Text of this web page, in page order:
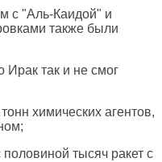
с "Аль-Каидой" и
также были
так и не смог
химических агентов,
тысяч ракет с